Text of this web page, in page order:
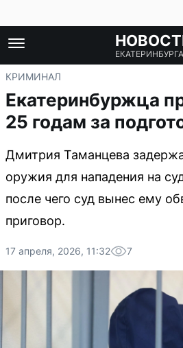
ЕКАТЕРИНБУРГА
КРИМИНАЛ
Екатеринбуржца
25 годам за
Дмитрия Таманцева
оружия для нападения на
после чего суд вынес ему
приговор.
17 апреля, 2026, 11:32 7